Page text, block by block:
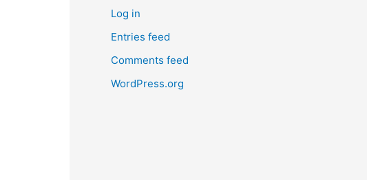
Log in
Entries feed
Comments feed
WordPress.org